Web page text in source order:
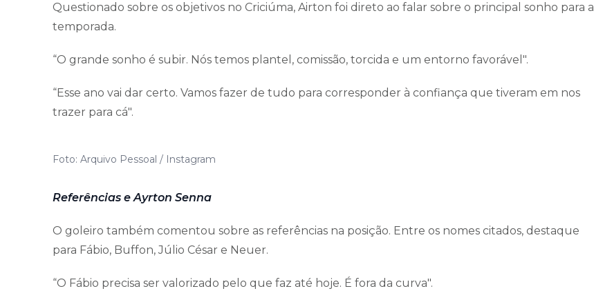
Questionado sobre os objetivos no Criciúma, Airton foi direto ao falar sobre o principal sonho para a
temporada.
“O grande sonho é subir. Nós temos plantel, comissão, torcida e um entorno favorável".
“Esse ano vai dar certo. Vamos fazer de tudo para corresponder à confiança que tiveram em nos
trazer para cá".
Foto: Arquivo Pessoal / Instagram
Referências e Ayrton Senna
O goleiro também comentou sobre as referências na posição. Entre os nomes citados, destaque
para Fábio, Buffon, Júlio César e Neuer.
“O Fábio precisa ser valorizado pelo que faz até hoje. É fora da curva".